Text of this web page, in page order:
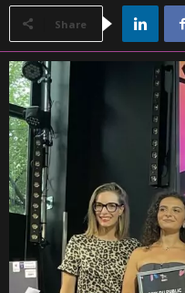
Share